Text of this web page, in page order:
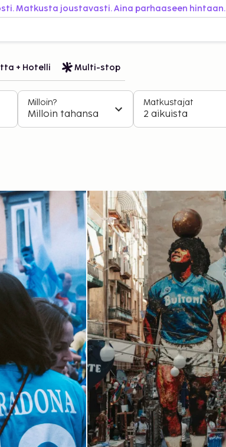
Matkusta joustavasti. Aina parhaaseen hintaan.
+ Hotelli Multi-stop
Milloin?
Milloin tahansa
Matkustajat
2 aikuista